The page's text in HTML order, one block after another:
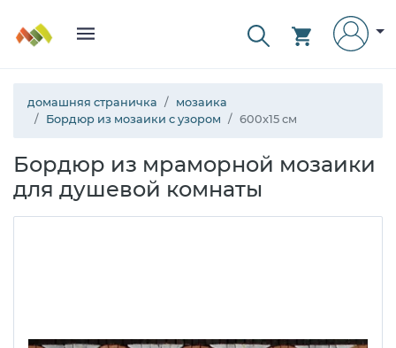
домашняя страничка
мозаика
Бордюр из мозаики с узором
600x15 см
Бордюр из мраморной мозаики
для душевой комнаты